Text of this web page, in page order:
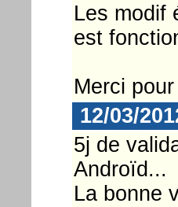
Les modif
est
Merci
12/03/
5j de
Androïd...
La bonne